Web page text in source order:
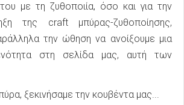
με τη ζυθοποιία, όσο και για την
της craft μπύρας-ζυθοποίησης,
την ώθηση να ανοίξουμε μια
στη σελίδα μας, αυτή των
ξεκινήσαμε την κουβέντα μας...